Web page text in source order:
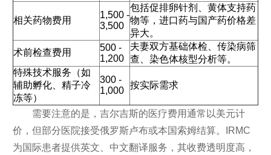
相关药物费用
1,500 -
3,500
包括促排卵针剂、黄体支持药
物等，进口药与国产药价格差
异大。
术前检查费用
500 -
1,200
夫妻双方基础体检、传染病筛
查、染色体核型分析等。
特殊技术服务（如
辅助孵化、精子冷
冻等）
300 -
1,000
按实际需求
需要注意的是，吉尔吉斯的医疗费用通常以美元计
价，但部分医院接受俄罗斯卢布或本国索姆结算。IRMC
为国际患者提供英文、中文翻译服务，其收费透明度高，